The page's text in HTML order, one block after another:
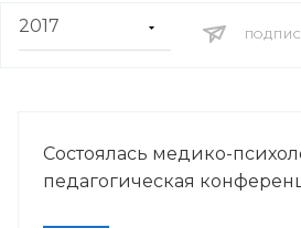
Состоялась медико-
педагогическая